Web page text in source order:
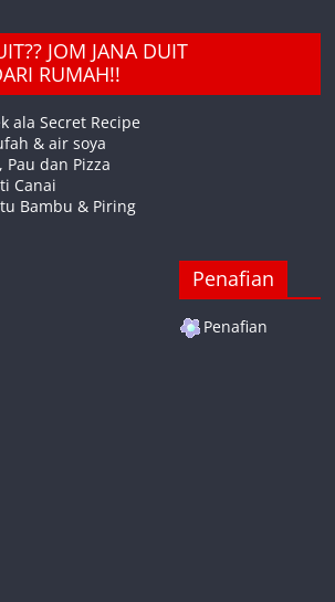
JOM JANA DUIT
RUMAH!!
ala Secret Recipe
& air soya
Pau dan Pizza
Canai
Bambu & Piring
Penafian
Penafian